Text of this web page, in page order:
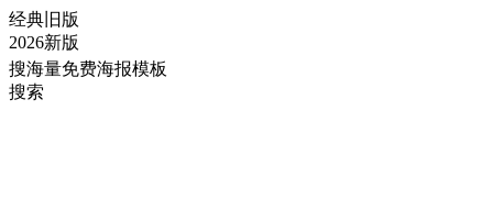
经典旧版
2026新版
搜海量免费海报模板
搜索